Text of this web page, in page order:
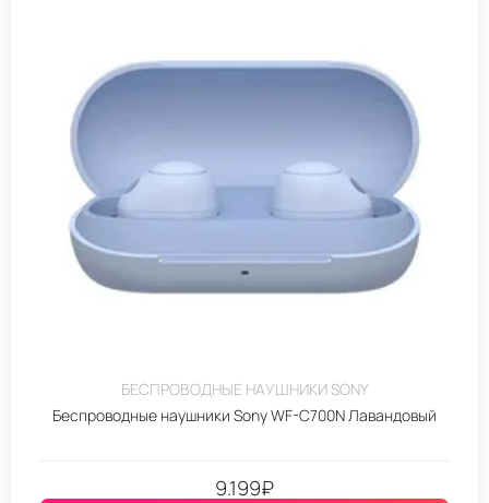
БЕСПРОВОДНЫЕ НАУШНИКИ SONY
Беспроводные наушники Sony WF-C700N Лавандовый
9.199₽